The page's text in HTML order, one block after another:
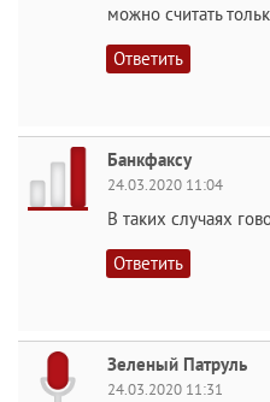
можно считать
Ответить
Банкфаксу
24.03.2020 11:04
В таких случаях
Ответить
Зеленый Патруль
24.03.2020 11:31